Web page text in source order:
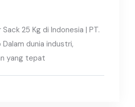
25 Kg di Indonesia | PT.
Dalam dunia industri,
yang tepat